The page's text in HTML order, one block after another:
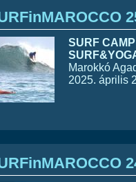
SURF
Marokkó
2025. április